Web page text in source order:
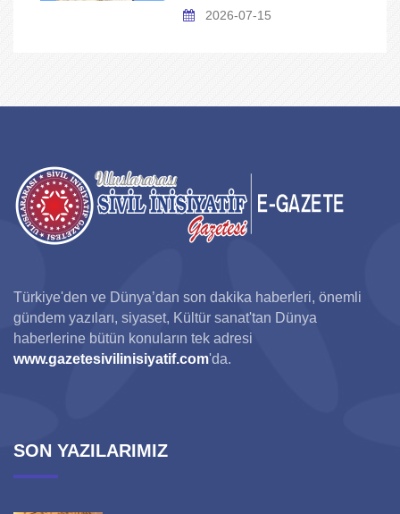
2026-07-15
Türkiye'den ve Dünya’dan son dakika haberleri, önemli
gündem yazıları, siyaset, Kültür sanat'tan Dünya
haberlerine bütün konuların tek adresi
www.gazetesivilinisiyatif.com'da.
SON YAZILARIMIZ